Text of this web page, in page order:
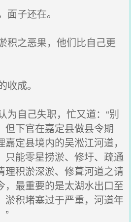
子还在。
积之恶果，他们比自己更
成。
自己失职，忙又道：“别
但下官在嘉定县做县令期
定县境内的吴淞江河道，
只能零星捞淤、修圩、疏通
理积淤深淤、修葺河道之请
，最重要的是太湖水出口至
淤积堵塞过于严重，河道年
”